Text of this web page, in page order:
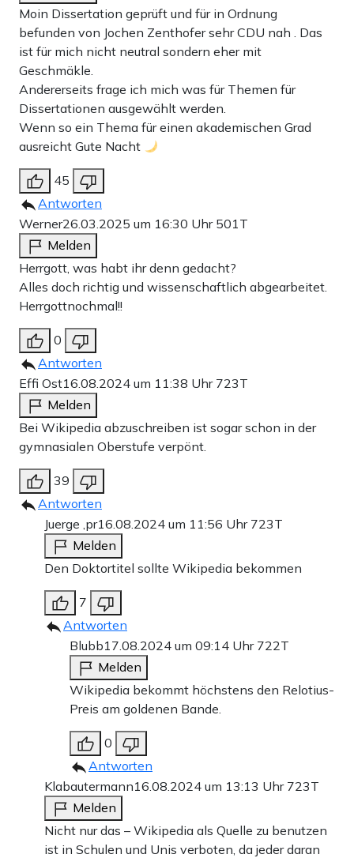
Moin Dissertation geprüft und für in Ordnung
befunden von Jochen Zenthofer sehr CDU nah . Das
ist für mich nicht neutral sondern eher mit
Geschmäkle.
Andererseits frage ich mich was für Themen für
Dissertationen ausgewählt werden.
Wenn so ein Thema für einen akademischen Grad
ausreicht Gute Nacht
45
Antworten
Werner26.03.2025 um 16:30 Uhr 501T
Melden
Herrgott, was habt ihr denn gedacht?
Alles doch richtig und wissenschaftlich abgearbeitet.
Herrgottnochmal!!
0
Antworten
Effi Ost16.08.2024 um 11:38 Uhr 723T
Melden
Bei Wikipedia abzuschreiben ist sogar schon in der
gymnasialen Oberstufe verpönt.
39
Antworten
Juerge ,pr16.08.2024 um 11:56 Uhr 723T
Melden
Den Doktortitel sollte Wikipedia bekommen
7
Antworten
Blubb17.08.2024 um 09:14 Uhr 722T
Melden
Wikipedia bekommt höchstens den Relotius-
Preis am goldenen Bande.
0
Antworten
Klabautermann16.08.2024 um 13:13 Uhr 723T
Melden
Nicht nur das – Wikipedia als Quelle zu benutzen
ist in Schulen und Unis verboten, da jeder daran